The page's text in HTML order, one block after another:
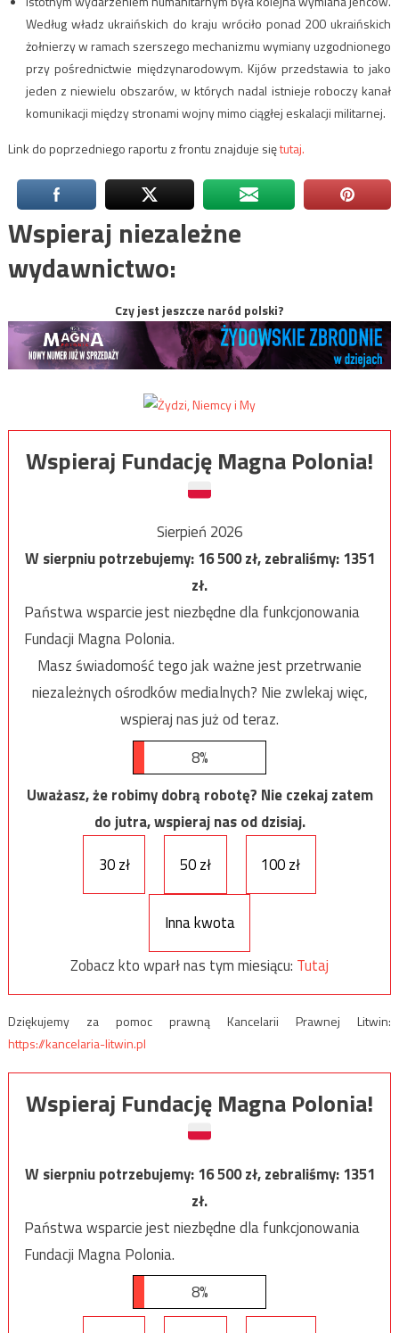
Według władz ukraińskich do kraju wróciło ponad 200 ukraińskich
żołnierzy w ramach szerszego mechanizmu wymiany uzgodnionego
przy pośrednictwie międzynarodowym. Kijów przedstawia to jako
jeden z niewielu obszarów, w których nadal istnieje roboczy kanał
komunikacji między stronami wojny mimo ciągłej eskalacji militarnej.
Link do poprzedniego raportu z frontu znajduje siętutaj.
Wspieraj niezależne
wydawnictwo:
Czy jest jeszcze naród polski?
Wspieraj Fundację Magna Polonia!
Sierpień 2026
W sierpniu potrzebujemy:16 500zł, zebraliśmy:1351
zł.
Państwa wsparcie jest niezbędne dla funkcjonowania
Fundacji Magna Polonia.
Masz świadomość tego jak ważne jest przetrwanie
niezależnych ośrodków medialnych? Nie zwlekaj więc,
wspieraj nas już od teraz.
8%
Uważasz, że robimy dobrą robotę? Nie czekaj zatem
do jutra, wspieraj nas od dzisiaj.
30 zł
50 zł 100 zł
Inna kwota
Zobacz kto wparł nas tym miesiącu: Tutaj
Dziękujemy za pomoc prawną Kancelarii Prawnej Litwin:
https://kancelaria-litwin.pl
Wspieraj Fundację Magna Polonia!
W sierpniu potrzebujemy:16 500zł, zebraliśmy:1351
zł.
Państwa wsparcie jest niezbędne dla funkcjonowania
Fundacji Magna Polonia.
8%